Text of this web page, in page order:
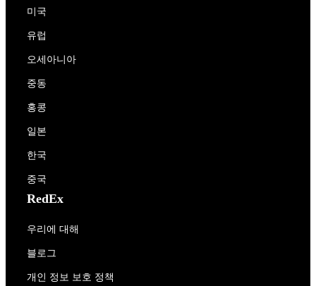
미국
유럽
오세아니아
중동
홍콩
일본
한국
중국
RedEx
우리에 대해
블로그
개인 정보 보호 정책